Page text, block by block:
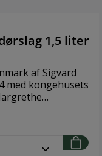
1,5 liter
af Sigvard
med kongehusets
er bevaret
med to greb, der
plads til væske